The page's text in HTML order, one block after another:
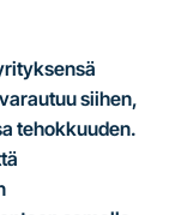
siihen,
tehokkuuden.